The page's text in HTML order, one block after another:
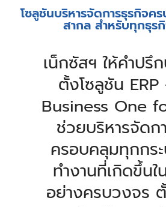
โซลูชันบริหารจัดการธุรกิจค
สากล สำหรับทุกธุร
เน็กซัสฯ ให้คำปรึ
ตั้งโซลูชัน ERP
Business One
ช่วยบริหารจัดก
ครอบคลุมทุกกร
ทำงานที่เกิดขึ้น
อย่างครบวงจร